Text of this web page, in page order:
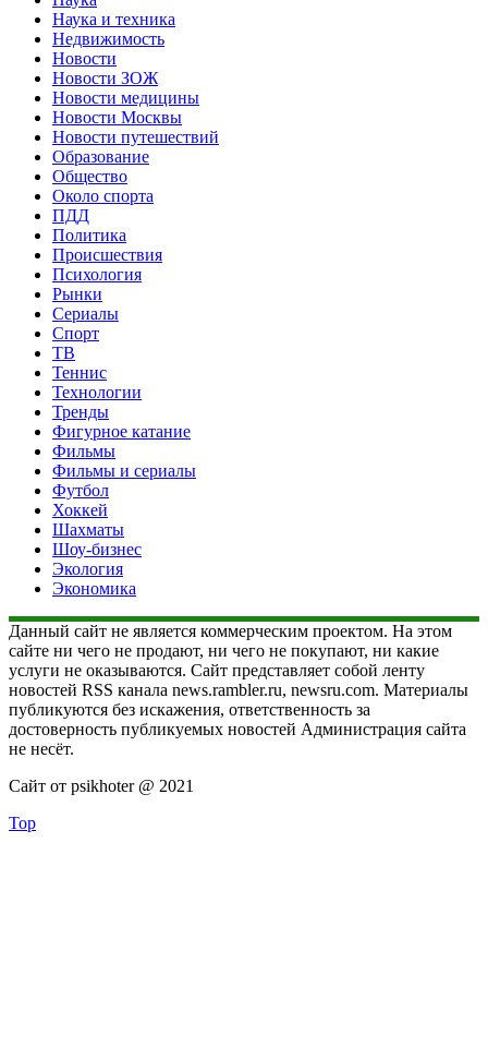
Наука и техника
Недвижимость
Новости
Новости ЗОЖ
Новости медицины
Новости Москвы
Новости путешествий
Образование
Общество
Около спорта
ПДД
Политика
Происшествия
Психология
Рынки
Сериалы
Спорт
ТВ
Теннис
Технологии
Тренды
Фигурное катание
Фильмы
Фильмы и сериалы
Футбол
Хоккей
Шахматы
Шоу-бизнес
Экология
Экономика
Данный сайт не является коммерческим проектом. На этом
сайте ни чего не продают, ни чего не покупают, ни какие
услуги не оказываются. Сайт представляет собой ленту
новостей RSS канала news.rambler.ru, newsru.com. Материалы
публикуются без искажения, ответственность за
достоверность публикуемых новостей Администрация сайта
не несёт.
Сайт от psikhoter @ 2021
Top